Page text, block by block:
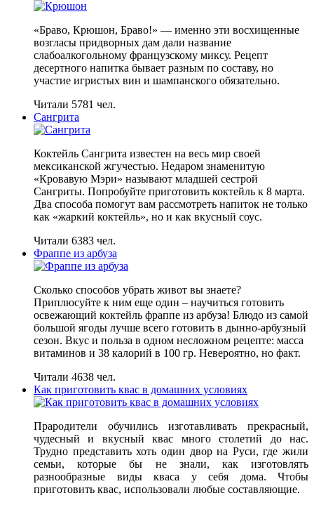
«Браво, Крюшон, Браво!» — именно эти восхищенные
возгласы придворных дам дали название
слабоалкогольному французскому миксу. Рецепт
десертного напитка бывает разным по составу, но
участие игристых вин и шампанского обязательно.
Читали 5781 чел.
Сангрита
Коктейль Сангрита известен на весь мир своей
мексиканской жгучестью. Недаром знаменитую
«Кровавую Мэри» называют младшей сестрой
Сангриты. Попробуйте приготовить коктейль к 8 марта.
Два способа помогут вам рассмотреть напиток не только
как «жаркий коктейль», но и как вкусный соус.
Читали 6383 чел.
Фраппе из арбуза
Сколько способов убрать живот вы знаете?
Приплюсуйте к ним еще один – научиться готовить
освежающий коктейль фраппе из арбуза! Блюдо из самой
большой ягоды лучше всего готовить в дынно-арбузный
сезон. Вкус и польза в одном несложном рецепте: масса
витаминов и 38 калорий в 100 гр. Невероятно, но факт.
Читали 4638 чел.
Как приготовить квас в домашних условиях
Прародители обучились изготавливать прекрасный,
чудесный и вкусный квас много столетий до нас.
Трудно представить хоть один двор на Руси, где жили
семьи, которые бы не знали, как изготовлять
разнообразные виды кваса у себя дома. Чтобы
приготовить квас, использовали любые составляющие.